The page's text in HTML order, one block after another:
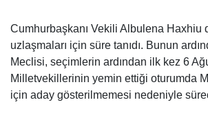
Cumhurbaşkanı Vekili Albulena Haxhiu
uzlaşmaları için süre tanıdı. Bunun
Meclisi, seçimlerin ardından ilk kez 6
Milletvekillerinin yemin ettiği oturumda
için aday gösterilmemesi nedeniyle